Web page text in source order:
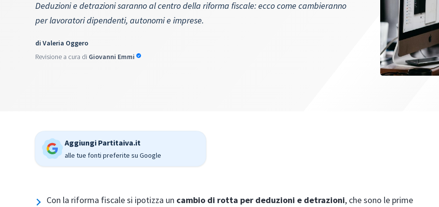
Deduzioni e detrazioni saranno al centro della riforma fiscale: ecco come cambieranno
per lavoratori dipendenti, autonomi e imprese.
di Valeria Oggero
Revisione a cura di Giovanni Emmi
Aggiungi Partitaiva.it
alle tue fonti preferite su Google
Con la riforma fiscale si ipotizza un cambio di rotta per deduzioni e detrazioni, che sono le prime